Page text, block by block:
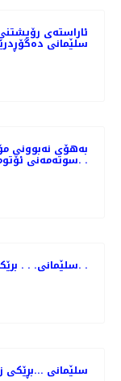
ئاراسته‌ی
سلێمانی
به‌هۆی نه‌بوونی
سوته‌مه‌نی ئۆتومبێل داده‌خرێت. .
سلێمانی. . . برێكی زۆر خورمای بریه‌م له‌ناوده‌برێت. .
سلێمانی ...بڕێكی